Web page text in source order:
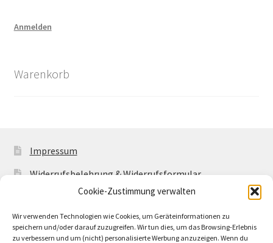
Cookie-Zustimmung verwalten
Wir verwenden Technologien wie Cookies, um Geräteinformationen zu
speichern und/oder darauf zuzugreifen. Wir tun dies, um das Browsing-Erlebnis
zu verbessern und um (nicht) personalisierte Werbung anzuzeigen. Wenn du
Anmelden
Warenkorb
Impressum
Widerrufsbelehrung & Widerrufsformular
Allgemeine Geschäftsbedingungen mit
Cookie-Richtlinie (EU)